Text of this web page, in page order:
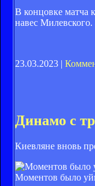
В концовке матча
навес
23.03.2023 |
Динамо с
Киевляне вновь
Моментов было